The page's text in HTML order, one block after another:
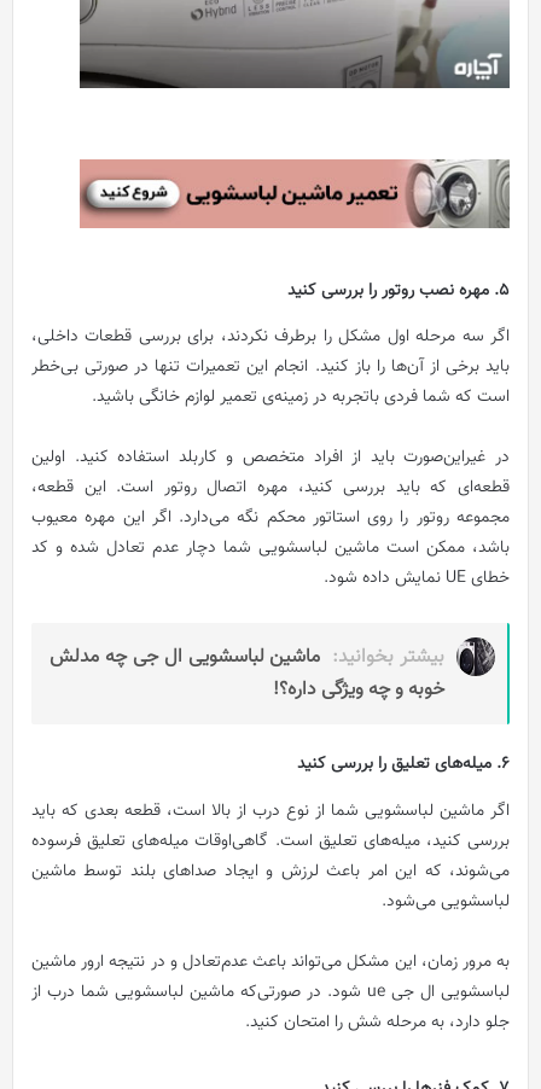
5. مهره نصب روتور را بررسی کنید
اگر سه مرحله‌ اول مشکل را برطرف نکردند، برای بررسی قطعات داخلی،
باید برخی از آن‌ها را باز کنید. انجام این تعمیرات تنها در صورتی بی‌خطر
است که شما فردی باتجربه در زمینه‌ی تعمیر لوازم خانگی باشید.
در غیراین‌صورت باید از افراد متخصص و کاربلد استفاده کنید. اولین
قطعه‌ای که باید بررسی کنید، مهره اتصال روتور است. این قطعه،
مجموعه روتور را روی استاتور محکم نگه می‌دارد. اگر این مهره معیوب
باشد، ممکن است ماشین لباسشویی شما دچار عدم تعادل شده و کد
خطای UE نمایش داده شود.
بیشتر بخوانید: ماشین لباسشویی ال جی چه مدلش
خوبه و چه ویژگی داره؟!
6. میله‌های تعلیق را بررسی کنید
اگر ماشین لباسشویی شما از نوع درب از بالا است، قطعه بعدی که باید
بررسی کنید، میله‌های تعليق است. گاهی‌اوقات میله‌های تعليق فرسوده
می‌شوند، که این امر باعث لرزش و ایجاد صداهای بلند توسط ماشین
لباسشویی می‌شود.
به مرور زمان، این مشکل می‌تواند باعث عدم‌تعادل و در نتیجه ارور ماشین
لباسشویی ال جی ue شود. در صورتی‌که ماشین لباسشویی شما درب از
جلو دارد، به مرحله شش را امتحان کنید.